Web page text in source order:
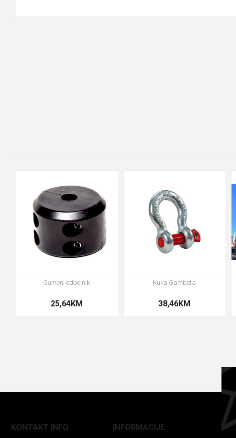
Gumeni odbojnik
25,64KM
Kuka Gambeta
38,46KM
KONTAKT INFO
INFORMACIJE